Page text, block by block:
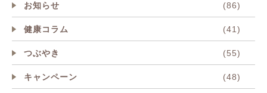
お知らせ (86)
健康コラム (41)
つぶやき (55)
キャンペーン (48)